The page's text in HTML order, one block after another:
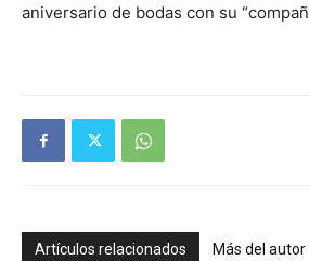
aniversario de bodas con su
Artículos relacionados Más del autor